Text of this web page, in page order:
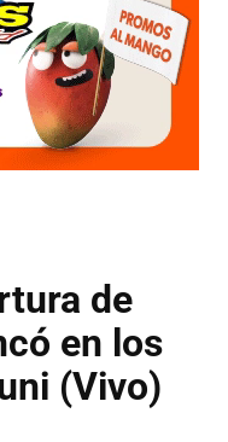
de
en los
(Vivo)